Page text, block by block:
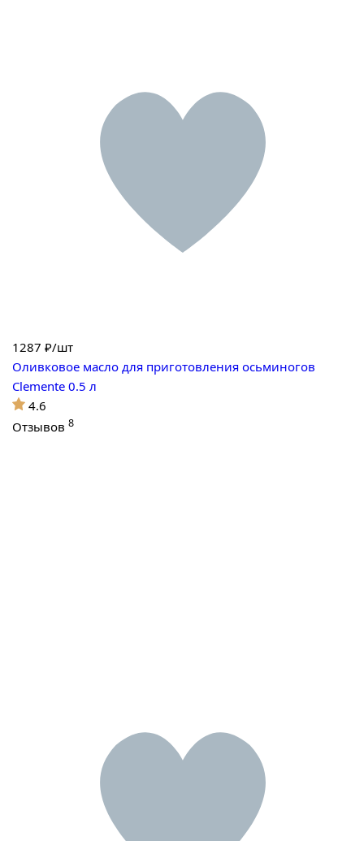
1287 ₽/шт
Оливковое масло для приготовления осьминогов
Clemente 0.5 л
4.6
Отзывов 8